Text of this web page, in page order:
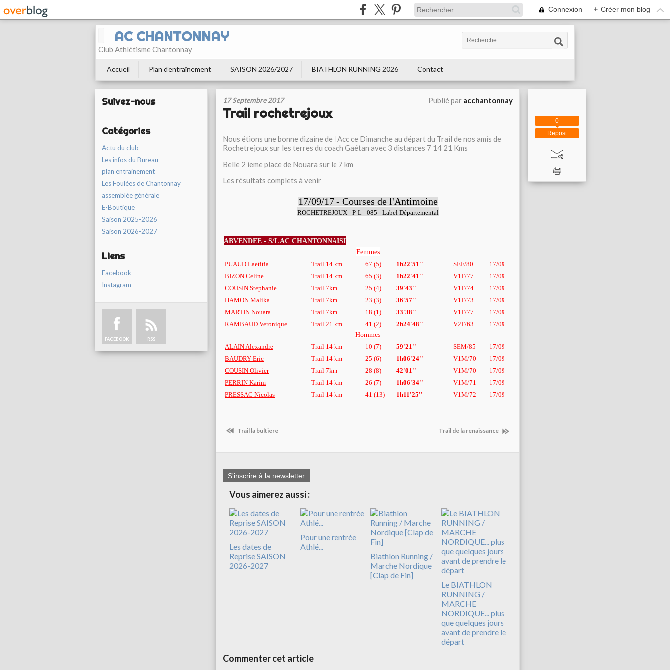
Connexion + Créer mon blog
AC CHANTONNAY
Club Athlétisme Chantonnay
Accueil Plan d'entraînement SAISON 2026/2027 BIATHLON RUNNING 2026 Contact
Suivez-nous
Catégories
Actu du club
Les infos du Bureau
plan entrainement
Les Foulées de Chantonnay
assemblée générale
E-Boutique
Saison 2025-2026
Saison 2026-2027
Liens
Facebook
Instagram
FACEBOOK RSS
17 Septembre 2017 Publié par acchantonnay
Trail rochetrejoux
Nous étions une bonne dizaine de l Acc ce Dimanche au départ du Trail de nos amis de
Rochetrejoux sur les terres du coach Gaétan avec 3 distances 7 14 21 Kms
Belle 2 ieme place de Nouara sur le 7 km
Les résultats complets à venir
17/09/17 - Courses de l'Antimoine
ROCHETREJOUX - P-L - 085 - Label Départemental
ABVENDEE - S/L AC CHANTONNAISI
Femmes
PUAUD Laetitia
Trail 14 km 67 (5) 1h22'51'' SEF/80
17/09
BIZON Celine
Trail 14 km 65 (3) 1h22'41'' V1F/77
17/09
COUSIN Stephanie
Trail 7km 25 (4) 39'43'' V1F/74
17/09
HAMON Malika
Trail 7km 23 (3) 36'57'' V1F/73
17/09
MARTIN Nouara
Trail 7km 18 (1) 33'38'' V1F/77
17/09
RAMBAUD Veronique
Trail 21 km 41 (2) 2h24'48'' V2F/63
17/09
Hommes
ALAIN Alexandre
Trail 14 km 10 (7) 59'21'' SEM/85
17/09
BAUDRY Eric
Trail 14 km 25 (6) 1h06'24'' V1M/70
17/09
COUSIN Olivier
Trail 7km 28 (8) 42'01'' V1M/70
17/09
PERRIN Karim
Trail 14 km 26 (7) 1h06'34'' V1M/71
17/09
PRESSAC Nicolas
Trail 14 km 41 (13) 1h11'25'' V1M/72 17/09
Trail la bultiere Trail de la renaissance
S'inscrire à la newsletter
Vous aimerez aussi :
Les dates de
Reprise SAISON
2026-2027
Pour une rentrée
Athlé...
Biathlon Running /
Marche Nordique
[Clap de Fin]
Le BIATHLON
RUNNING /
MARCHE
NORDIQUE... plus
que quelques jours
avant de prendre le
départ
Commenter cet article
Repost
0